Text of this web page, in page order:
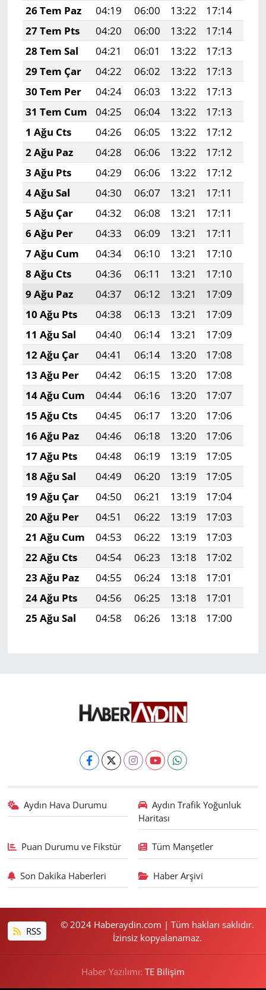
26 Tem Paz
04:19 06:00 13:22 17:14
27 Tem Pts
04:20 06:00 13:22 17:14
28 Tem Sal
04:21 06:01 13:22 17:13
29 Tem Çar
04:22 06:02 13:22 17:13
30 Tem Per
04:24 06:03 13:22 17:13
31 Tem Cum
04:25 06:04 13:22 17:13
1 Ağu Cts
04:26 06:05 13:22 17:12
2 Ağu Paz
04:28 06:06 13:22 17:12
3 Ağu Pts
04:29 06:06 13:22 17:12
4 Ağu Sal
04:30 06:07 13:21 17:11
5 Ağu Çar
04:32 06:08 13:21 17:11
6 Ağu Per
04:33 06:09 13:21 17:11
7 Ağu Cum
04:34 06:10 13:21 17:10
8 Ağu Cts
04:36 06:11 13:21 17:10
9 Ağu Paz
04:37 06:12 13:21 17:09
10 Ağu Pts
04:38 06:13 13:21 17:09
11 Ağu Sal
04:40 06:14 13:21 17:09
12 Ağu Çar
04:41 06:14 13:20 17:08
13 Ağu Per
04:42 06:15 13:20 17:08
14 Ağu Cum
04:44 06:16 13:20 17:07
15 Ağu Cts
04:45 06:17 13:20 17:06
16 Ağu Paz
04:46 06:18 13:20 17:06
17 Ağu Pts
04:48 06:19 13:19 17:05
18 Ağu Sal
04:49 06:20 13:19 17:05
19 Ağu Çar
04:50 06:21 13:19 17:04
20 Ağu Per
04:51 06:22 13:19 17:03
21 Ağu Cum
04:53 06:22 13:19 17:03
22 Ağu Cts
04:54 06:23 13:18 17:02
23 Ağu Paz
04:55 06:24 13:18 17:01
24 Ağu Pts
04:56 06:25 13:18 17:01
25 Ağu Sal
04:58 06:26 13:18 17:00
Aydın Hava Durumu
Aydın Trafik Yoğunluk
Haritası
Puan Durumu ve Fikstür Tüm Manşetler
Son Dakika Haberleri Haber Arşivi
RSS
© 2024 Haberaydin.com | Tüm hakları saklıdır.
İzinsiz kopyalanamaz.
Haber Yazılımı: TE Bilişim